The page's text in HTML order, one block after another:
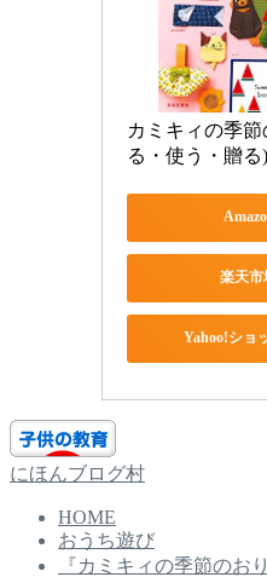
カミキィの季
る・使う・贈る)
楽天市
Yahoo!ショ
にほんブログ村
HOME
おうち遊び
『カミキィの季節のお